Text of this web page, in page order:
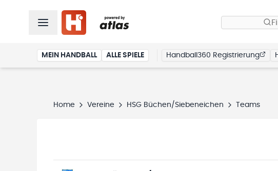
MEIN HANDBALL ALLE SPIELE Handball360 Registrierung
Home Vereine HSG Büchen/Siebeneichen Teams